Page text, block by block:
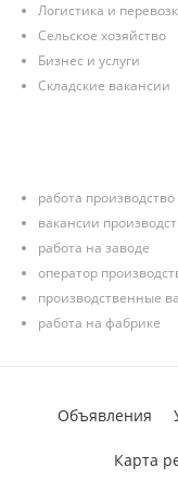
Логистика и
Сельское хозяйство
Бизнес и услуги
Складские вакансии
работа производство
вакансии
работа на заводе
оператор
производственные
работа на фабрике
Объявления
Карта